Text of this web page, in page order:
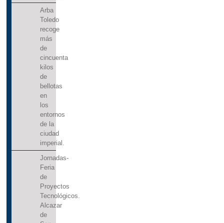
Arba
Toledo
recoge
más
de
cincuenta
kilos
de
bellotas
en
los
entornos
de la
ciudad
imperial.
Jornadas-
Feria
de
Proyectos
Tecnológicos.
Alcazar
de